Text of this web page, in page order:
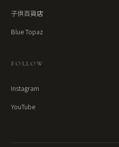
子供百貨店
Blue Topaz
FOLLOW
Instagram
YouTube